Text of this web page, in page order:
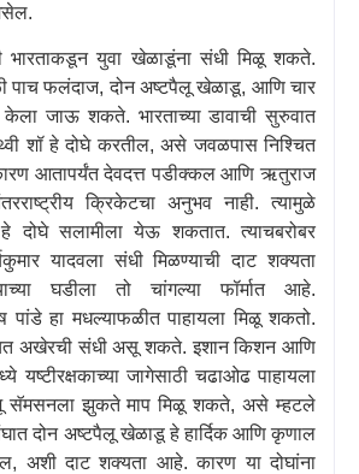
भारताकडून युवा खेळाडूंना संधी मिळू शकते.
पाच फलंदाज,दोन अष्टपैलू खेळाडू, आणि चार
केला जाऊ शकते. भारताच्या डावाची सुरुवात
शॉ हे दोघे करतील,असे जवळपास निश्चित
आतापर्यंत देवदत्त पडीक्कल आणि ऋतुराज
क्रिकेटचा अनुभव नाही. त्यामुळे
सलामीला येऊ शकतात. त्याचबरोबर
यादवला संधी मिळण्याची दाट शक्यता
घडीला तो चांगल्या फॉर्मात आहे.
पांडे हा मधल्याफळीत पाहायला मिळू शकतो.
अखेरची संधी असू शकते. इशान किशन आणि
यष्टीरक्षकाच्या जागेसाठी चढाओढ पाहायला
झुकते माप मिळू शकते,असे म्हटले
दोन अष्टपैलू खेळाडू हे हार्दिक आणि कृणाल
, अशी दाट शक्यता आहे. कारण या दोघांना